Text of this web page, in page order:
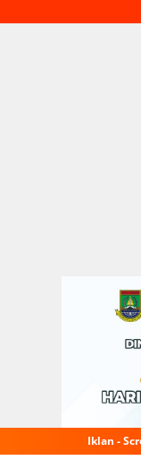
Iklan -